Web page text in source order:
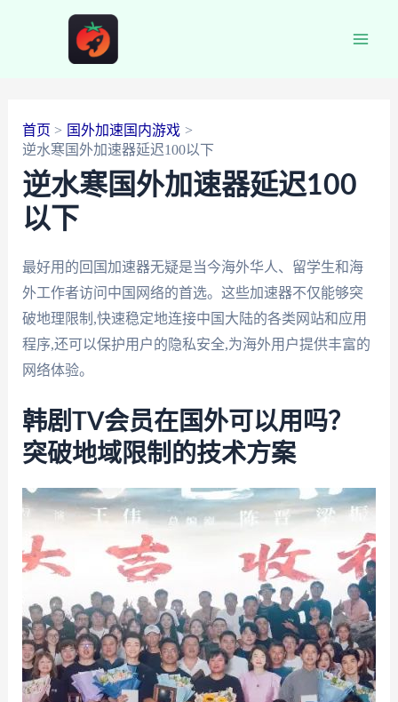
首页
国外加速国内游戏
逆水寒国外加速器延迟100以下
逆水寒国外加速器延迟100
以下
最好用的回国加速器无疑是当今海外华人、留学生和海
外工作者访问中国网络的首选。这些加速器不仅能够突
破地理限制,快速稳定地连接中国大陆的各类网站和应用
程序,还可以保护用户的隐私安全,为海外用户提供丰富的
网络体验。
韩剧TV会员在国外可以用吗？
突破地域限制的技术方案